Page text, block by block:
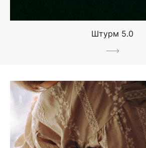
Штурм 5.0